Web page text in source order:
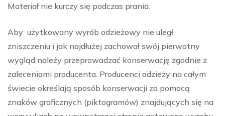
Materiał nie kurczy się podczas prania.
Aby użytkowany wyrób odzieżowy nie uległ
zniszczeniu i jak najdłużej zachował swój pierwotny
wygląd należy przeprowadzać konserwację zgodnie z
zaleceniami producenta. Producenci odzieży na całym
świecie określają sposób konserwacji za pomocą
znaków graficznych (piktogramów) znajdujących się na